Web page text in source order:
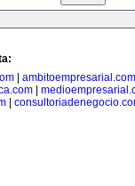
| ambitoempresarial.com
|